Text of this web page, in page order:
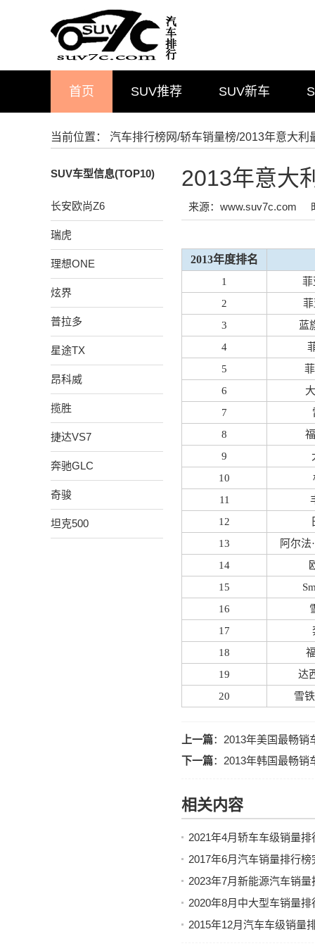
首页 SUV推荐 SUV新车
当前位置： 汽车排行榜网/轿车销量榜/2013年意大利
SUV车型信息(TOP10)
长安欧尚Z6
瑞虎
理想ONE
炫界
普拉多
星途TX
昂科威
揽胜
捷达VS7
奔驰GLC
奇骏
坦克500
2013年意大
来源：www.suv7c.com
2013年度排名
1
菲
2
菲
3
蓝
4
5
6
7
8
9
10
11
12
13
阿尔法
14
15
16
17
18
19
达
20
雪
上一篇： 2013年美国最畅销
下一篇： 2013年韩国最畅销
相关内容
2021年4月轿车车级销量
2017年6月汽车销量排行
2023年7月新能源汽车销
2020年8月中大型车销量
2015年12月汽车车级销量